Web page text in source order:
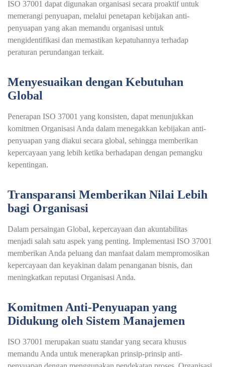
ISO 37001 dapat digunakan organisasi secara proaktif untuk
memerangi penyuapan, melalui penetapan kebijakan anti-
penyuapan yang akan memandu organisasi untuk
mengidentifikasi dan memastikan kepatuhannya terhadap
peraturan perundangan terkait.
Menyesuaikan dengan Kebutuhan
Global
Penerapan ISO 37001 yang konsisten, dapat menunjukkan
komitmen Organisasi Anda dalam menegakkan kebijakan anti-
penyuapan yang diakui secara global, sehingga memberikan
kepercayaan yang lebih ketika berhadapan dengan pemangku
kepentingan.
Transparansi Memberikan Nilai Lebih
bagi Organisasi
Dalam persaingan Global, kepercayaan dan akuntabilitas
menjadi salah satu aspek yang penting. Implementasi ISO 37001
memberikan Anda peluang dan manfaat dalam mempromosikan
kepercayaan dan keyakinan dalam penanganan bisnis, dan
meningkatkan reputasi Organisasi Anda.
Komitmen Anti-Penyuapan yang
Didukung oleh Sistem Manajemen
ISO 37001 merupakan suatu standar yang secara khusus
memandu Anda untuk menerapkan prinsip-prinsip anti-